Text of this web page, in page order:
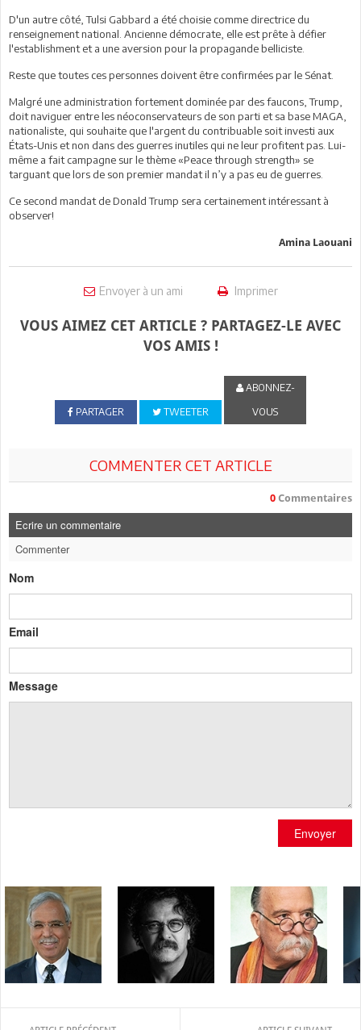
D'un autre côté, Tulsi Gabbard a été choisie comme directrice du
renseignement national. Ancienne démocrate, elle est prête à défier
l'establishment et a une aversion pour la propagande belliciste.
Reste que toutes ces personnes doivent être confirmées par le Sénat.
Malgré une administration fortement dominée par des faucons, Trump,
doit naviguer entre les néoconservateurs de son parti et sa base MAGA,
nationaliste, qui souhaite que l'argent du contribuable soit investi aux
États-Unis et non dans des guerres inutiles qui ne leur profitent pas. Lui-
même a fait campagne sur le thème «Peace through strength» se
targuant que lors de son premier mandat il n’y a pas eu de guerres.
Ce second mandat de Donald Trump sera certainement intéressant à
observer!
Amina Laouani
Envoyer à un ami Imprimer
VOUS AIMEZ CET ARTICLE ? PARTAGEZ-LE AVEC
VOS AMIS !
PARTAGER TWEETER
ABONNEZ-
VOUS
COMMENTER CET ARTICLE
0 Commentaires
Ecrire un commentaire
Commenter
Nom
Email
Message
Envoyer